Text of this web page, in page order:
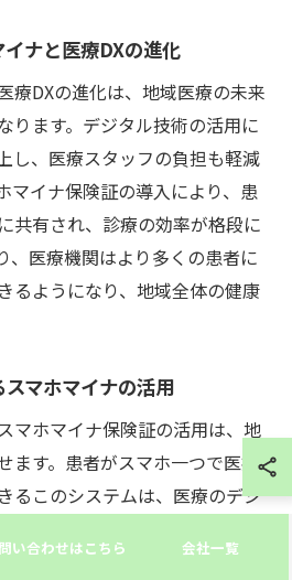
ナと医療DXの進化
療DXの進化は、地域医療の未来
ります。デジタル技術の活用に
し、医療スタッフの負担も軽減
マイナ保険証の導入により、患
共有され、診療の効率が格段に
、医療機関はより多くの患者に
るようになり、地域全体の健康
マホマイナの活用
マホマイナ保険証の活用は、地
ます。患者がスマホ一つで医療
るこのシステムは、医療のデジ
なります。特に、医療スタッフ
ーの向上と柔軟な対応力が求め
い合わせはこちら 会社一覧